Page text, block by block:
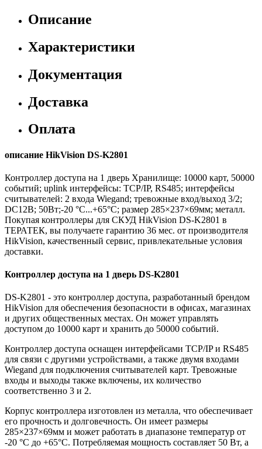
Описание
Характеристики
Документация
Доставка
Оплата
описание HikVision DS-K2801
Контроллер доступа на 1 дверь Хранилище: 10000 карт, 50000
событий; uplink интерфейсы: TCP/IP, RS485; интерфейсы
считывателей: 2 входа Wiegand; тревожные вход/выход 3/2;
DC12В; 50Вт;-20 °C...+65°C; размер 285×237×69мм; металл.
Покупая контроллеры для СКУД HikVision DS-K2801 в
ТЕРАТЕК, вы получаете гарантию 36 мес. от производителя
HikVision, качественный сервис, привлекательные условия
доставки.
Контроллер доступа на 1 дверь DS-K2801
DS-K2801 - это контроллер доступа, разработанный брендом
HikVision для обеспечения безопасности в офисах, магазинах
и других общественных местах. Он может управлять
доступом до 10000 карт и хранить до 50000 событий.
Контроллер доступа оснащен интерфейсами TCP/IP и RS485
для связи с другими устройствами, а также двумя входами
Wiegand для подключения считывателей карт. Тревожные
входы и выходы также включены, их количество
соответственно 3 и 2.
Корпус контроллера изготовлен из металла, что обеспечивает
его прочность и долговечность. Он имеет размеры
285×237×69мм и может работать в диапазоне температур от
-20 °C до +65°C. Потребляемая мощность составляет 50 Вт, а